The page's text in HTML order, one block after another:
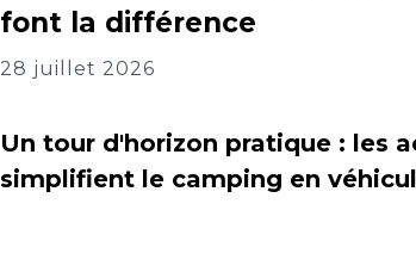
font la différence
28 juillet 2026
Un tour d'horizon pratique : les
simplifient le camping en